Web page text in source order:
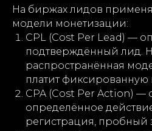
На биржах лидов
модели монетизации:
CPL (Cost Per Lead) —
подтверждённый лид.
распространённая
платит фиксированную
CPA (Cost Per Action) —
определённое
регистрация, пробный